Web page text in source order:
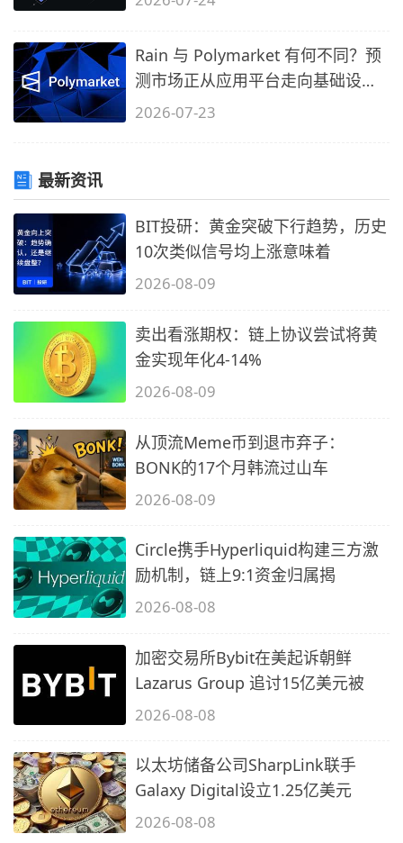
Rain 与 Polymarket 有何不同？预
测市场正从应用平台走向基础设施
时代
2026-07-23
最新资讯
BIT投研：黄金突破下行趋势，历史
10次类似信号均上涨意味着
2026-08-09
卖出看涨期权：链上协议尝试将黄
金实现年化4-14%
2026-08-09
从顶流Meme币到退市弃子：
BONK的17个月韩流过山车
2026-08-09
Circle携手Hyperliquid构建三方激
励机制，链上9:1资金归属揭
2026-08-08
加密交易所Bybit在美起诉朝鲜
Lazarus Group 追讨15亿美元被
2026-08-08
以太坊储备公司SharpLink联手
Galaxy Digital设立1.25亿美元
2026-08-08